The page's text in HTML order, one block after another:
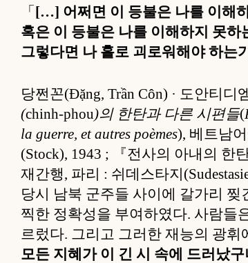
「 […] 어쩌면 이 등불은 나를 이해
혹은 이 등불은 나를 이해하지 못하
그렇다면 나 홀로 괴로워해야 하는
당쩐꼰(Đặng, Trần Côn) · 도안티디
(chinh-phou)의 한탄과 다른 시편들(
la guerre, et autres poèmes), 베트남
(Stock), 1943 ; 『전사의 아내의 한
재간행, 파리 : 쉬데스타지
당시 남북 군주들 사이에 갈가리
찍한 정확성을 부여하였다. 사람들
르렀다. 그리고 그러한 재능의 광
모든 지혜가 이 긴 시 속에 드러났